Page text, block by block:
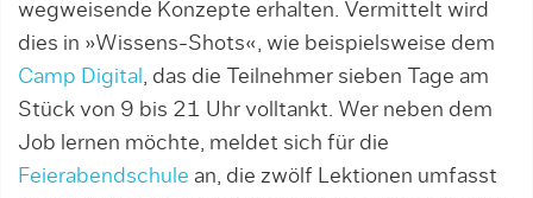
wegweisende Konzepte erhalten. Vermittelt wird
dies in »Wissens-Shots«, wie beispielsweise dem
Camp Digital , das die Teilnehmer sieben Tage am
Stück von 9 bis 21 Uhr volltankt. Wer neben dem
Job lernen möchte, meldet sich für die
Feierabendschule an, die zwölf Lektionen umfasst